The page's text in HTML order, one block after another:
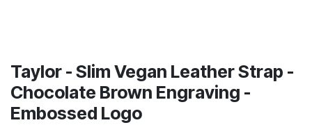
Taylor - Slim Vegan Leather Strap -
Chocolate Brown Engraving -
Embossed Logo